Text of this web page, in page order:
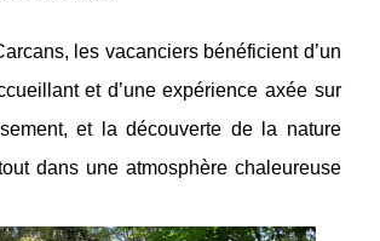
les vacanciers bénéficient d’un
et d’une expérience axée sur
et la découverte de la nature
dans une atmosphère chaleureuse